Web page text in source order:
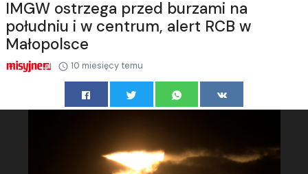
IMGW ostrzega przed burzami na
południu i w centrum, alert RCB w
Małopolsce
10 miesięcy temu